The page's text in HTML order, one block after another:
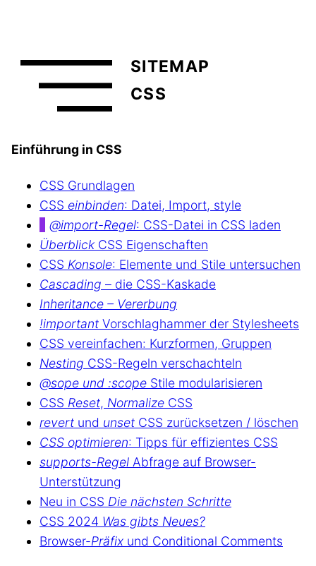
SITEMAP
CSS
Einführung in CSS
CSS Grundlagen
CSS einbinden: Datei, Import, style
@import-Regel: CSS-Datei in CSS laden
Überblick CSS Eigenschaften
CSS Konsole: Elemente und Stile untersuchen
Cascading – die CSS-Kaskade
Inheritance – Vererbung
!important Vorschlaghammer der Stylesheets
CSS vereinfachen: Kurzformen, Gruppen
Nesting CSS-Regeln verschachteln
@sope und :scope Stile modularisieren
CSS Reset, Normalize CSS
revert und unset CSS zurücksetzen / löschen
CSS optimieren: Tipps für effizientes CSS
supports-Regel Abfrage auf Browser-
Unterstützung
Neu in CSS Die nächsten Schritte
CSS 2024 Was gibts Neues?
Browser-Präfix und Conditional Comments